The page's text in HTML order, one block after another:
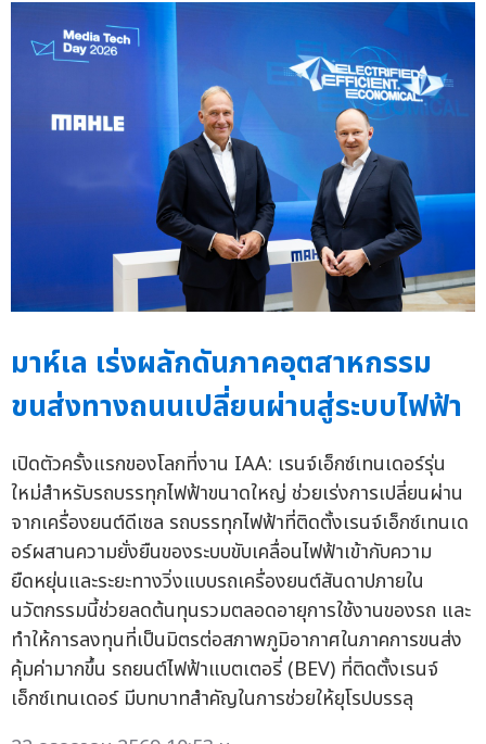
มาห์เล เร่งผลักดันภาคอุตสาหกรรม
ขนส่งทางถนนเปลี่ยนผ่านสู่ระบบไฟฟ้า
เปิดตัวครั้งแรกของโลกที่งาน IAA: เรนจ์เอ็กซ์เทนเดอร์รุ่น
ใหม่สำหรับรถบรรทุกไฟฟ้าขนาดใหญ่ ช่วยเร่งการเปลี่ยนผ่าน
จากเครื่องยนต์ดีเซล รถบรรทุกไฟฟ้าที่ติดตั้งเรนจ์เอ็กซ์เทนเด
อร์ผสานความยั่งยืนของระบบขับเคลื่อนไฟฟ้าเข้ากับความ
ยืดหยุ่นและระยะทางวิ่งแบบรถเครื่องยนต์สันดาปภายใน
นวัตกรรมนี้ช่วยลดต้นทุนรวมตลอดอายุการใช้งานของรถ และ
ทำให้การลงทุนที่เป็นมิตรต่อสภาพภูมิอากาศในภาคการขนส่ง
คุ้มค่ามากขึ้น รถยนต์ไฟฟ้าแบตเตอรี่ (BEV) ที่ติดตั้งเรนจ์
เอ็กซ์เทนเดอร์ มีบทบาทสำคัญในการช่วยให้ยุโรปบรรลุ